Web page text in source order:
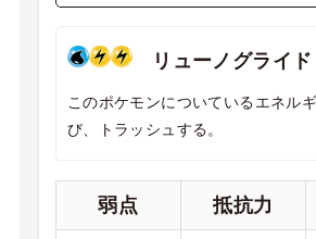
リューノグライ
このポケモンについているエネル
び、トラッシュする。
弱点 抵抗力